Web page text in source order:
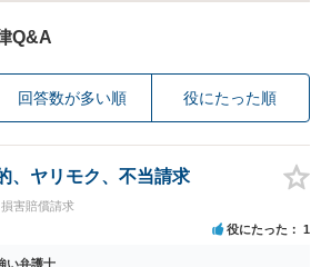
Q&A
回答数が多い順 役にたった順
、ヤリモク、不当請求
害賠償請求
役にたった 1
い弁護士